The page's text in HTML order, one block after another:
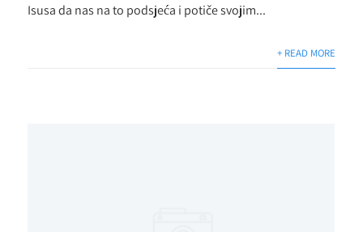
Isusa da nas na to podsjeća i potiče svojim...
+ READ MORE